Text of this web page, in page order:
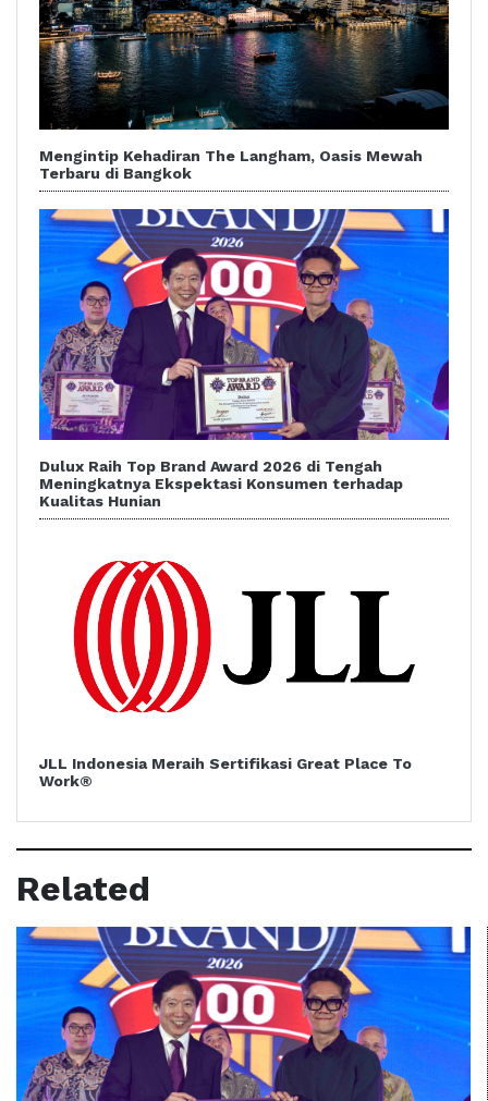
Mengintip Kehadiran The Langham, Oasis Mewah
Terbaru di Bangkok
Dulux Raih Top Brand Award 2026 di Tengah
Meningkatnya Ekspektasi Konsumen terhadap
Kualitas Hunian
JLL Indonesia Meraih Sertifikasi Great Place To
Work®
Related